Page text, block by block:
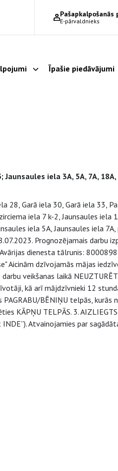
Pašapkalpošanās
E-pārvaldnieks
Parādīt apakšizvēlni
Īpašie piedāvājumi
iela 3A, 5A, 7A,
28, Garā iela 30, Garā iela 33,
iela 7 k-2, Jaunsaules iela
iela 5A, Jaunsaules iela
Prognozējamais darbu
dienesta tālrunis:
Aicinām dzīvojamās mājas
veikšanas laikā
kā arī mājdzīvnieki 12
BĒNIŅU telpās, kurās
KĀPŅU TELPĀS. 3.
Atvainojamies par